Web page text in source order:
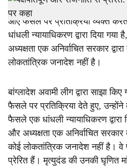
h
a
r
e
ढाका: बांग्लादेश की पूर्व
आए फैसले पर प्रतिक्रिया व्यक्त
धांधली न्यायाधिकरण द्वारा दिया
अध्यक्षता एक अनिर्वाचित सरकार
लोकतांत्रिक जनादेश नहीं है।
बांग्लादेश अवामी लीग द्वारा साझा
फैसले पर प्रतिक्रिया देते हुए,
फैसले एक धांधली न्यायाधिकरण द्वारा
और अध्यक्षता एक अनिर्वाचित सरकार
कोई लोकतांत्रिक जनादेश नहीं है। वे
प्रेरित हैं। मृत्युदंड की उनकी घृणित